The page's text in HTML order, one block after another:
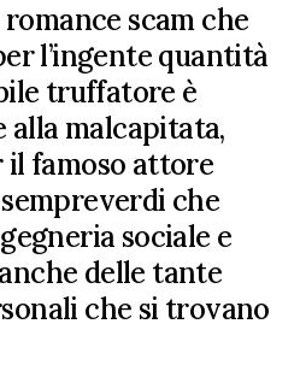
scam che
l’ingente quantità
truffatore è
alla malcapitata,
il famoso attore
che
sociale e
delle tante
che si trovano